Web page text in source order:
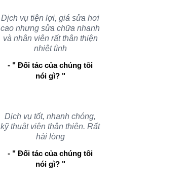
Dịch vụ tiện lợi, giá sửa hơi
cao nhưng sửa chữa nhanh
và nhân viên rất thân thiện
nhiệt tình
- " Đối tác của chúng tôi
nói gì? "
Dịch vụ tốt, nhanh chóng,
kỹ thuật viên thân thiện. Rất
hài lòng
- " Đối tác của chúng tôi
nói gì? "